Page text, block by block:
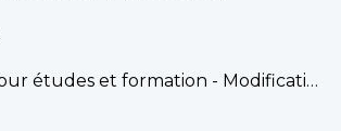
études et formation - Modification du plan